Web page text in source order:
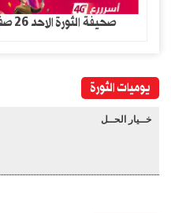
صحيفة الثورة الاحد 26 صفر 1448- 9 اغسطس 2026
يوميات الثورة
خــيار الحــل